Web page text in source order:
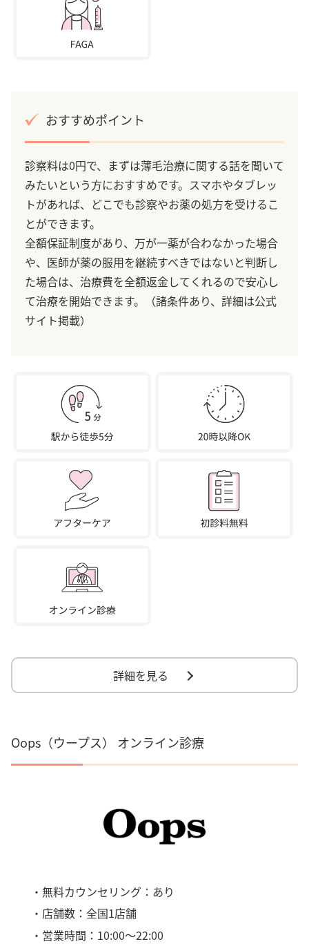
おすすめポイント
診察料は0円で、まずは薄毛治療に関する話を聞いて
みたいという方におすすめです。スマホやタブレッ
トがあれば、どこでも診察やお薬の処方を受けるこ
とができます。
全額保証制度があり、万が一薬が合わなかった場合
や、医師が薬の服用を継続すべきではないと判断し
た場合は、治療費を全額返金してくれるので安心し
て治療を開始できます。（諸条件あり、詳細は公式
サイト掲載）
詳細を見る
Oops（ウープス） オンライン診療
・無料カウンセリング：あり
・店舗数：全国1店舗
・営業時間：10:00～22:00